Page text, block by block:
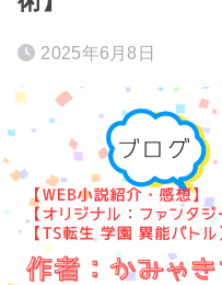
2025年6月8日